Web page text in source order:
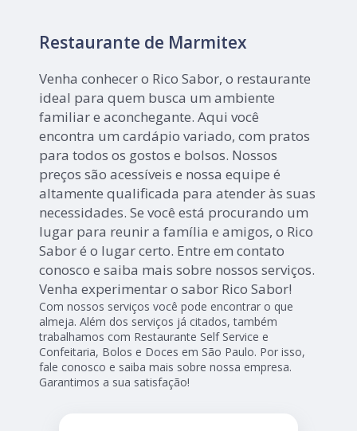
Restaurante de Marmitex
Venha conhecer o Rico Sabor, o restaurante
ideal para quem busca um ambiente
familiar e aconchegante. Aqui você
encontra um cardápio variado, com pratos
para todos os gostos e bolsos. Nossos
preços são acessíveis e nossa equipe é
altamente qualificada para atender às suas
necessidades. Se você está procurando um
lugar para reunir a família e amigos, o Rico
Sabor é o lugar certo. Entre em contato
conosco e saiba mais sobre nossos serviços.
Venha experimentar o sabor Rico Sabor!
Com nossos serviços você pode encontrar o que
almeja. Além dos serviços já citados, também
trabalhamos com Restaurante Self Service e
Confeitaria, Bolos e Doces em São Paulo. Por isso,
fale conosco e saiba mais sobre nossa empresa.
Garantimos a sua satisfação!